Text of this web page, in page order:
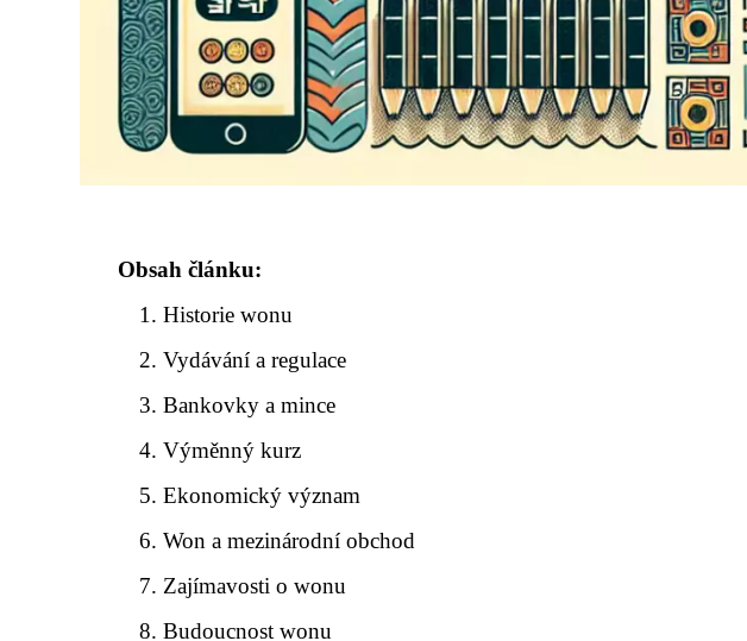
Obsah článku:
Historie wonu
Vydávání a regulace
Bankovky a mince
Výměnný kurz
Ekonomický význam
Won a mezinárodní obchod
Zajímavosti o wonu
Budoucnost wonu